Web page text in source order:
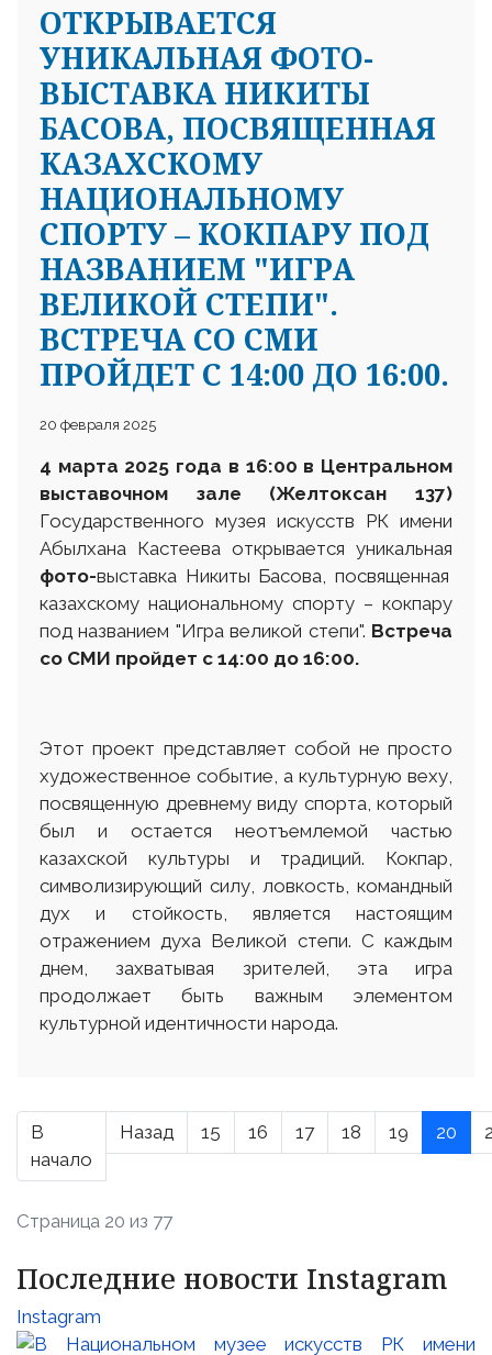
ОТКРЫВАЕТСЯ
УНИКАЛЬНАЯ ФОТО-
ВЫСТАВКА НИКИТЫ
БАСОВА, ПОСВЯЩЕННАЯ
КАЗАХСКОМУ
НАЦИОНАЛЬНОМУ
СПОРТУ – КОКПАРУ ПОД
НАЗВАНИЕМ "ИГРА
ВЕЛИКОЙ СТЕПИ".
ВСТРЕЧА СО СМИ
ПРОЙДЕТ С 14:00 ДО 16:00.
20 февраля 2025
4 марта 2025 года в 16:00 в Центральном
выставочном зале (Желтоксан 137)
Государственного музея искусств РК имени
Абылхана Кастеева открывается уникальная
фото-выставка Никиты Басова, посвященная
казахскому национальному спорту – кокпару
под названием "Игра великой степи". Встреча
со СМИ пройдет с 14:00 до 16:00.
Этот проект представляет собой не просто
художественное событие, а культурную веху,
посвященную древнему виду спорта, который
был и остается неотъемлемой частью
казахской культуры и традиций. Кокпар,
символизирующий силу, ловкость, командный
дух и стойкость, является настоящим
отражением духа Великой степи. С каждым
днем, захватывая зрителей, эта игра
продолжает быть важным элементом
культурной идентичности народа.
В
начало
Назад 15 16 17 18 19 20
Страница 20 из 77
Последние новости Instagram
Instagram